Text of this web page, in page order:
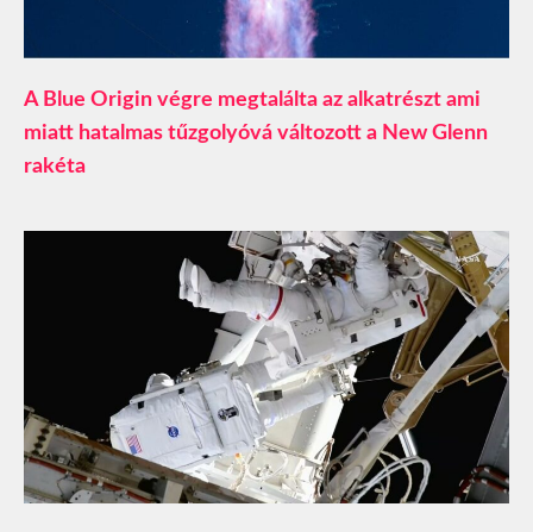
A Blue Origin végre megtalálta az alkatrészt ami
miatt hatalmas tűzgolyóvá változott a New Glenn
rakéta